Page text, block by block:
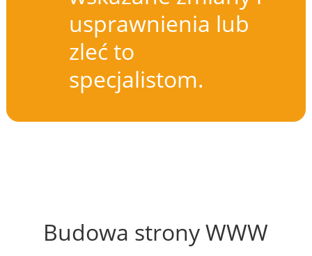
usprawnienia lub
zleć to
specjalistom.
Budowa strony WWW